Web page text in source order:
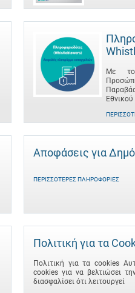
Με
Εθνικού
Αποφάσεις για
ΠΕΡΙΣΣΌΤΕΡΕΣ ΠΛΗΡΟΦΟΡΊΕΣ
Πολιτική για τα
Πολιτική για τα cookies
cookies για να βελτιώσει
διασφαλίσει ότι λειτουργεί